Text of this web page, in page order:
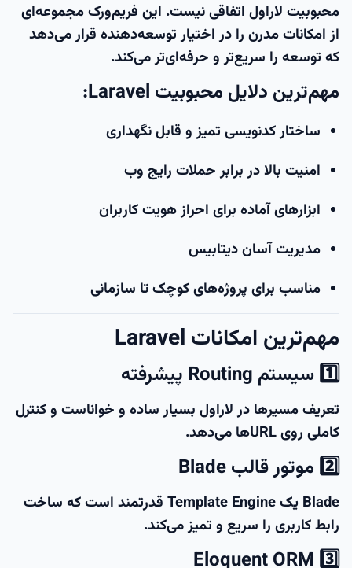
محبوبیت لاراول اتفاقی نیست. این فریم‌ورک مجموعه‌ای
از امکانات مدرن را در اختیار توسعه‌دهنده قرار می‌دهد
که توسعه را سریع‌تر و حرفه‌ای‌تر می‌کند.
مهم‌ترین دلایل محبوبیت Laravel:
ساختار کدنویسی تمیز و قابل نگهداری
امنیت بالا در برابر حملات رایج وب
ابزارهای آماده برای احراز هویت کاربران
مدیریت آسان دیتابیس
مناسب برای پروژه‌های کوچک تا سازمانی
مهم‌ترین امکانات Laravel
1️⃣ سیستم Routing پیشرفته
تعریف مسیرها در لاراول بسیار ساده و خواناست و کنترل
کاملی روی URLها می‌دهد.
2️⃣ موتور قالب Blade
Blade یک Template Engine قدرتمند است که ساخت
رابط کاربری را سریع و تمیز می‌کند.
3️⃣ Eloquent ORM